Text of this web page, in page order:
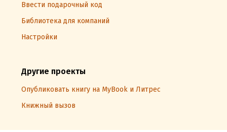
Ввести подарочный код
Библиотека для компаний
Настройки
Другие проекты
Опубликовать книгу на MyBook и Литрес
Книжный вызов